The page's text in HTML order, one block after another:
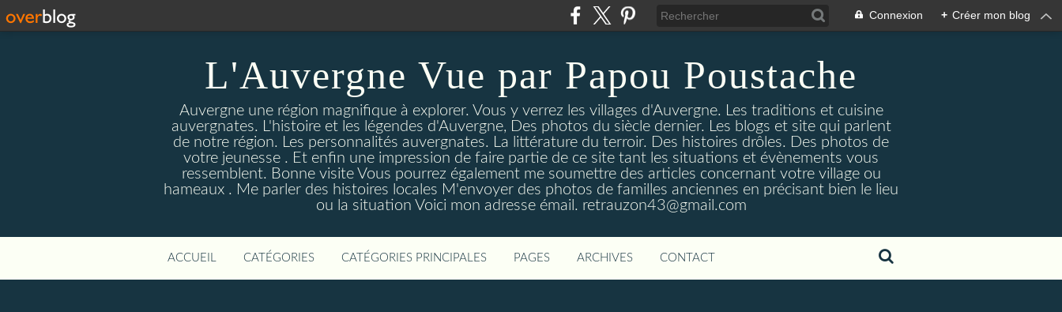
Connexion + Créer mon blog
L'Auvergne Vue par Papou Poustache
Auvergne une région magnifique à explorer. Vous y verrez les villages d'Auvergne. Les traditions et cuisine
auvergnates. L'histoire et les légendes d'Auvergne, Des photos du siècle dernier. Les blogs et site qui parlent
de notre région. Les personnalités auvergnates. La littérature du terroir. Des histoires drôles. Des photos de
votre jeunesse . Et enfin une impression de faire partie de ce site tant les situations et évènements vous
ressemblent. Bonne visite Vous pourrez également me soumettre des articles concernant votre village ou
hameaux . Me parler des histoires locales M'envoyer des photos de familles anciennes en précisant bien le lieu
ou la situation Voici mon adresse émail. retrauzon43@gmail.com
ACCUEIL CATÉGORIES CATÉGORIES PRINCIPALES PAGES ARCHIVES CONTACT